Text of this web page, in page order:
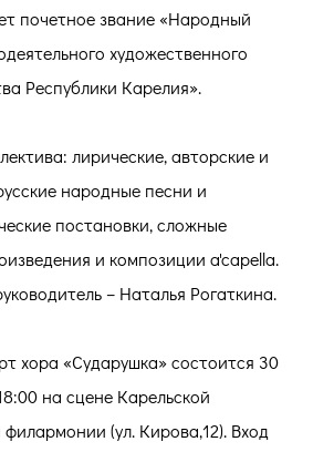
почетное звание «Народный
художественного
Республики Карелия».
лирические, авторские и
народные песни и
постановки, сложные
и композиции a'capella.
– Наталья Рогаткина.
хора «Сударушка» состоится 30
на сцене Карельской
филармонии (ул. Кирова,12). Вход